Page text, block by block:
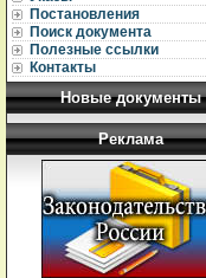
Постановления
Поиск документа
Полезные ссылки
Контакты
Новые документы
Реклама